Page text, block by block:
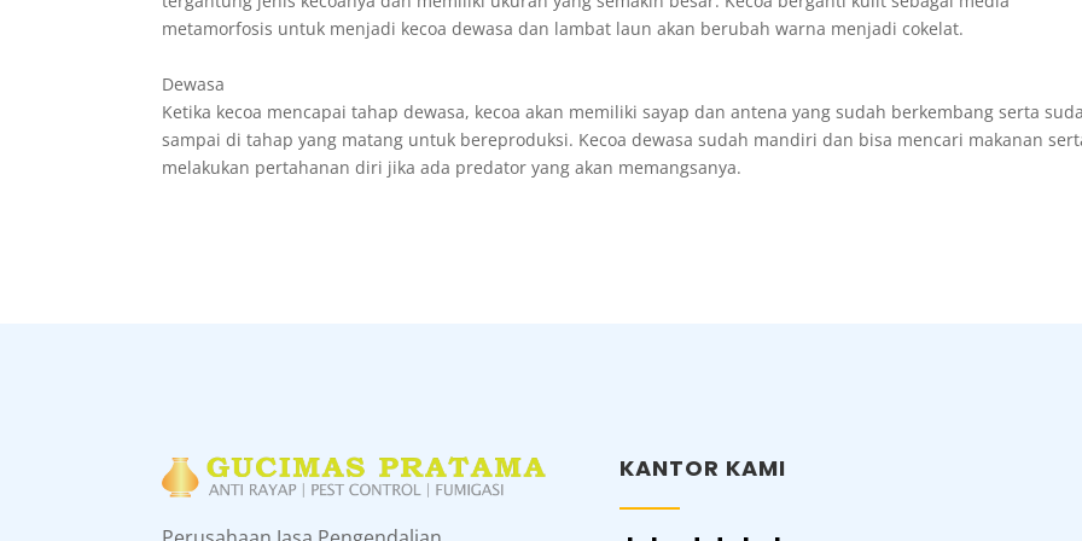
metamorfosis untuk menjadi kecoa dewasa dan lambat laun akan berubah warna menjadi cokelat.
Dewasa
Ketika kecoa mencapai tahap dewasa, kecoa akan memiliki sayap dan antena yang sudah berkembang serta
sampai di tahap yang matang untuk bereproduksi. Kecoa dewasa sudah mandiri dan bisa mencari makanan
melakukan pertahanan diri jika ada predator yang akan memangsanya.
KANTOR KAMI